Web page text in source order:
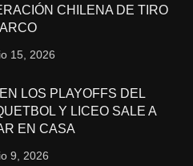
CHILENA DE TIRO
15, 2026
LOS PLAYOFFS DEL
Y LICEO SALE A
EN CASA
9, 2026